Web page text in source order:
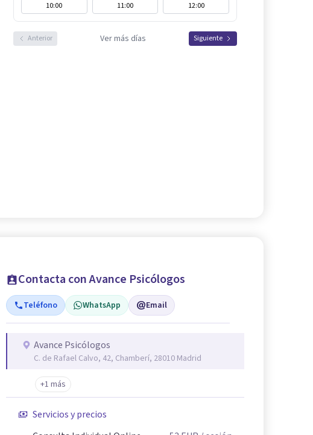
10:00
11:00 12:00
Anterior Ver más días Siguiente
Contacta con Avance Psicólogos
Teléfono WhatsApp Email
Avance Psicólogos
C. de Rafael Calvo, 42, Chamberí, 28010 Madrid
+1 más
Servicios y precios